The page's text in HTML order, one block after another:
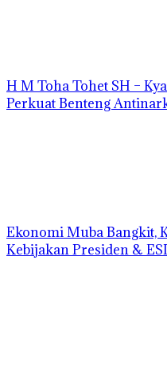
H M Toha Tohet SH –
Perkuat Benteng
Ekonomi Muba Bangkit,
Kebijakan Presiden &